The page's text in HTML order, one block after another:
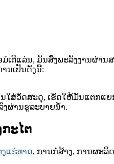
ຕີແລ່ນ, ມັນສົ່ງພະລັງງານຜ່ານສ
ນ​ເປັນ​ດັ່ງ​ນີ້​:
ນໃສ່ວັດສະດຸ, ເຮັດໃຫ້ມັນແຕກແຍ
ງຜ່ານຮູລະບາຍນໍ້າ.
ະໄຕ
ງແຮ່ທາດ, ການ​ກໍ່​ສ້າງ​, ການ​ຜະ​ລິ